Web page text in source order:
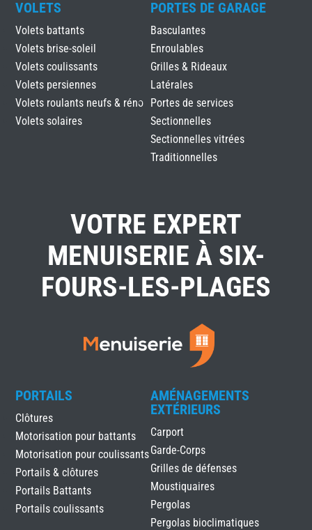
VOLETS
Volets battants
Volets brise-soleil
Volets coulissants
Volets persiennes
Volets roulants neufs & réno
Volets solaires
PORTES DE GARAGE
Basculantes
Enroulables
Grilles & Rideaux
Latérales
Portes de services
Sectionnelles
Sectionnelles vitrées
Traditionnelles
VOTRE EXPERT
MENUISERIE À SIX-
FOURS-LES-PLAGES
PORTAILS
Clôtures
Motorisation pour battants
Motorisation pour coulissants
Portails & clôtures
Portails Battants
Portails coulissants
AMÉNAGEMENTS
EXTÉRIEURS
Carport
Garde-Corps
Grilles de défenses
Moustiquaires
Pergolas
Pergolas bioclimatiques